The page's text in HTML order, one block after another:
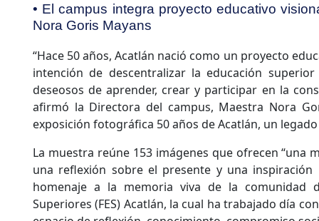
• El campus integra proyecto educativo
Nora Goris Mayans
“Hace 50 años, Acatlán nació como un proyecto
intención de descentralizar la educación
deseosos de aprender, crear y participar en la
afirmó la Directora del campus, Maestra Nora
exposición fotográfica 50 años de Acatlán, un
La muestra reúne 153 imágenes que ofrecen “una
una reflexión sobre el presente y una
homenaje a la memoria viva de la comunidad
Superiores (FES) Acatlán, la cual ha trabajado día